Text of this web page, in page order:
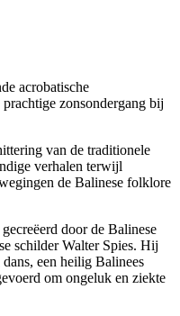
acrobatische
zonsondergang bij
van de traditionele
verhalen terwijl
de Balinese folklore
door de Balinese
schilder Walter Spies. Hij
een heilig Balinees
om ongeluk en ziekte